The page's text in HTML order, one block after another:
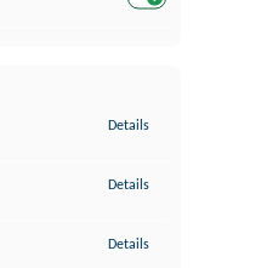
Details
Details
Details